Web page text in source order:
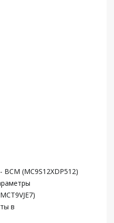
BCM (MC9S12XDP512)
в